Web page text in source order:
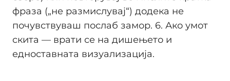
фраза („не размислувај“) додека не
почувствуваш послаб замор. 6. Ако умот
скита — врати се на дишењето и
едноставната визуализација.